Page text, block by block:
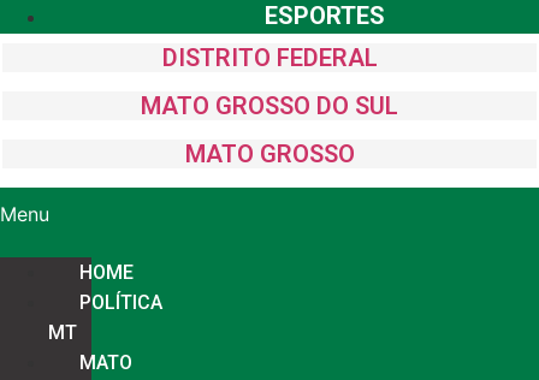
ESPORTES
DISTRITO FEDERAL
MATO GROSSO DO SUL
MATO GROSSO
Menu
HOME
POLÍTICA
MT
MATO